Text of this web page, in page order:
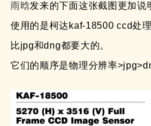
雨晗发来的下面这张截图更加说
使用的是柯达kaf-18500 ccd处
比jpg和dng都要大的。
它们的顺序是物理分辨率